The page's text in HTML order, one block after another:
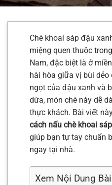
Chè khoai sáp đậu
miệng quen thuộc
Nam, đặc biệt là ở
hài hòa giữa vị bùi dẻo
ngọt của đậu xanh và
dừa, món chè này dễ
thực khách. Bài viết
cách nấu chè khoai
giúp bạn tự tay chuẩn
ngay tại nhà.
Xem Nội Dung